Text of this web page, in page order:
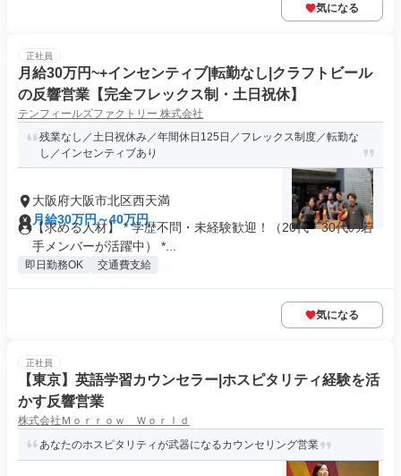
気になる
正社員
月給30万円~+インセンティブ|転勤なし|クラフトビール
の反響営業【完全フレックス制・土日祝休】
テンフィールズファクトリー 株式会社
残業なし／土日祝休み／年間休日125日／フレックス制度／転勤な
し／インセンティブあり
大阪府大阪市北区西天満
月給30万円～40万円
【求める人材】 * 学歴不問・未経験歓迎！（20代・30代の若
手メンバーが活躍中） *...
即日勤務OK 交通費支給
気になる
正社員
【東京】英語学習カウンセラー|ホスピタリティ経験を活
かす反響営業
株式会社Ｍｏｒｒｏｗ Ｗｏｒｌｄ
あなたのホスピタリティが武器になるカウンセリング営業